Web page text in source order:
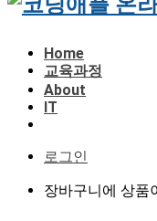
Home
교육과정
About
IT
로그인
장바구니에 상품